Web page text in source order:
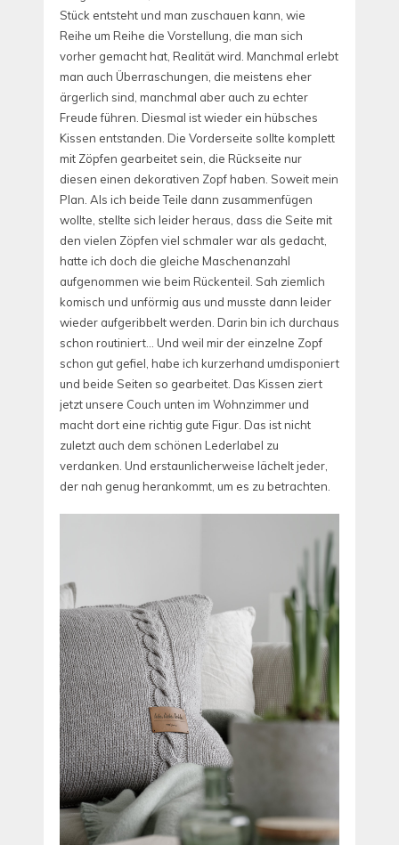
Stück entsteht und man zuschauen kann, wie
Reihe um Reihe die Vorstellung, die man sich
vorher gemacht hat, Realität wird. Manchmal erlebt
man auch Überraschungen, die meistens eher
ärgerlich sind, manchmal aber auch zu echter
Freude führen. Diesmal ist wieder ein hübsches
Kissen entstanden. Die Vorderseite sollte komplett
mit Zöpfen gearbeitet sein, die Rückseite nur
diesen einen dekorativen Zopf haben. Soweit mein
Plan. Als ich beide Teile dann zusammenfügen
wollte, stellte sich leider heraus, dass die Seite mit
den vielen Zöpfen viel schmaler war als gedacht,
hatte ich doch die gleiche Maschenanzahl
aufgenommen wie beim Rückenteil. Sah ziemlich
komisch und unförmig aus und musste dann leider
wieder aufgeribbelt werden. Darin bin ich durchaus
schon routiniert… Und weil mir der einzelne Zopf
schon gut gefiel, habe ich kurzerhand umdisponiert
und beide Seiten so gearbeitet. Das Kissen ziert
jetzt unsere Couch unten im Wohnzimmer und
macht dort eine richtig gute Figur. Das ist nicht
zuletzt auch dem schönen Lederlabel zu
verdanken. Und erstaunlicherweise lächelt jeder,
der nah genug herankommt, um es zu betrachten.